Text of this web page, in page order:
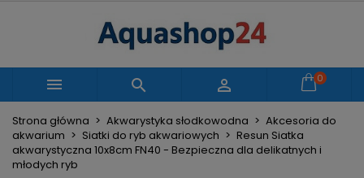
   0
Strona główna Akwarystyka słodkowodna
Akcesoria do
akwarium
Siatki do ryb akwariowych
Resun Siatka
akwarystyczna 10x8cm FN40 - Bezpieczna dla delikatnych i
młodych ryb
Moje listy życzeń
add_circle_outline Utwórz nową listę
Utwórz listę życzeń
Nazwa listy życzeń
Utwórz listę życzeń
Zaloguj się
Musisz być zalogowany by zapisać produkty na
swojej liście życzeń.
Anuluj Zaloguj się